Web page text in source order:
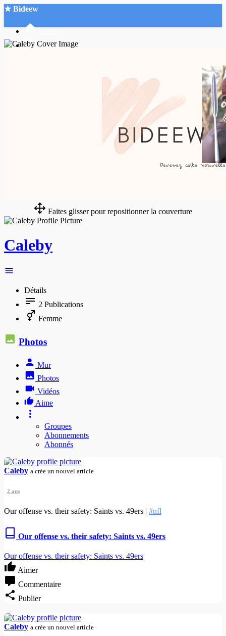
★ Bideew
Faites glisser pour repositionner la couverture
Caleby
Détails
2 Publications
Femme
Photos
Mur
Photos
Vidéos
Aime
Groupes
Abonnements
Abonnés
Caleby a crée un nouvel article
2 ans
Our offense vs. their safety: Saints vs. 49ers | #nfl
Our offense vs. their safety: Saints vs. 49ers
Our offense vs. their safety: Saints vs. 49ers
Aimer
Commentaire
Publier
Caleby a crée un nouvel article